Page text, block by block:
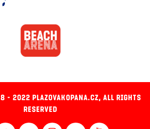
- 2022 PLAZOVAKOPANA.CZ, ALL RIGHTS
RESERVED